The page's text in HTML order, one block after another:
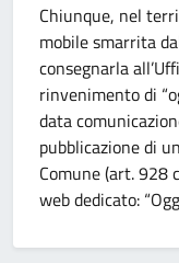
Chiunque, nel
mobile smarrita
consegnarla
rinvenimento di
data
pubblicazione di
Comune (art. 928
web dedicato: